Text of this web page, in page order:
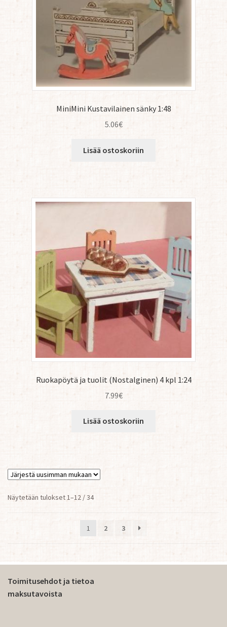
MiniMini Kustavilainen sänky 1:48
5.06€
Lisää ostoskoriin
Ruokapöytä ja tuolit (Nostalginen) 4 kpl 1:24
7.99€
Lisää ostoskoriin
Näytetään tulokset 1–12 / 34Sorted
1
2 3
Toimitusehdot ja tietoa
maksutavoista